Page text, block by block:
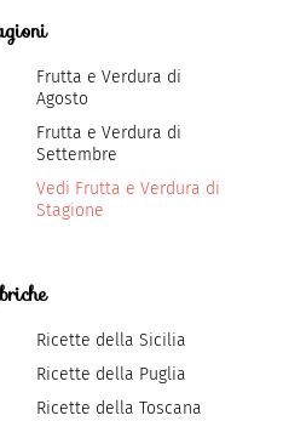
Frutta e Verdura di
Agosto
Frutta e Verdura di
Settembre
Vedi Frutta e Verdura di
Stagione
Ricette della Sicilia
Ricette della Puglia
Ricette della Toscana